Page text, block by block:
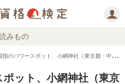
みもの
ースポット、小網神社（東京都・中央区）。強運厄除けエピソードに仰天【学びビトに聞いたおススメ神社 ＃06】
ット、小網神社（東京